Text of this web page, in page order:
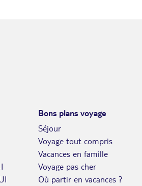
Bons plans voyage
Séjour
Voyage tout compris
Vacances en famille
Voyage pas cher
Où partir en vacances ?